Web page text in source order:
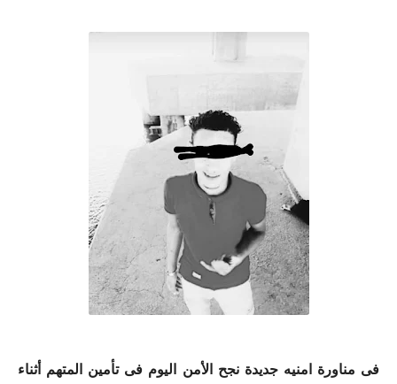
فى مناورة امنيه جديدة نجح الأمن اليوم فى تأمين المتهم أثناء